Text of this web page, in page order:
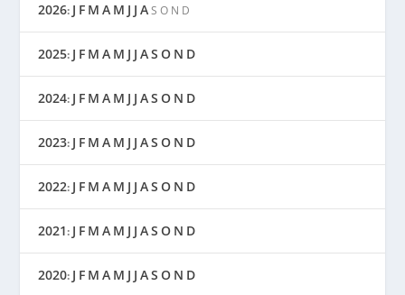
2026: J F M A M J J A S O N D
2025: J F M A M J J AS O N D
2024: J F M A M J J AS O N D
2023: J F M A M J J AS O N D
2022: J F M A M J J AS O N D
2021: J F M A M J J AS O N D
2020: J F M A M J J AS O N D